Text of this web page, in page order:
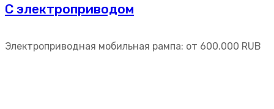
С электроприводом
Электроприводная мобильная рампа: от 600.000 RUB